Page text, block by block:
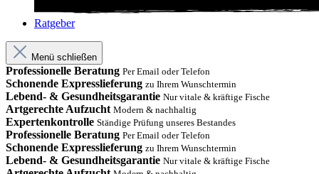
Ratgeber
Menü schließen
Professionelle Beratung Per Email oder Telefon
Schonende Expresslieferung zu Ihrem Wunschtermin
Lebend- & Gesundheitsgarantie Nur vitale & kräftige Fische
Artgerechte Aufzucht Modern & nachhaltig
Expertenkontrolle Ständige Prüfung unseres Bestandes
Professionelle Beratung Per Email oder Telefon
Schonende Expresslieferung zu Ihrem Wunschtermin
Lebend- & Gesundheitsgarantie Nur vitale & kräftige Fische